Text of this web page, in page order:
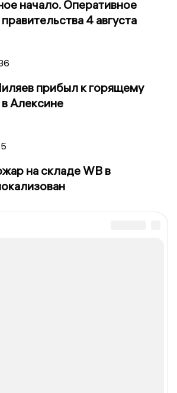
начало. Оперативное
4 августа
прибыл к горящему
Алексине
на складе WB в